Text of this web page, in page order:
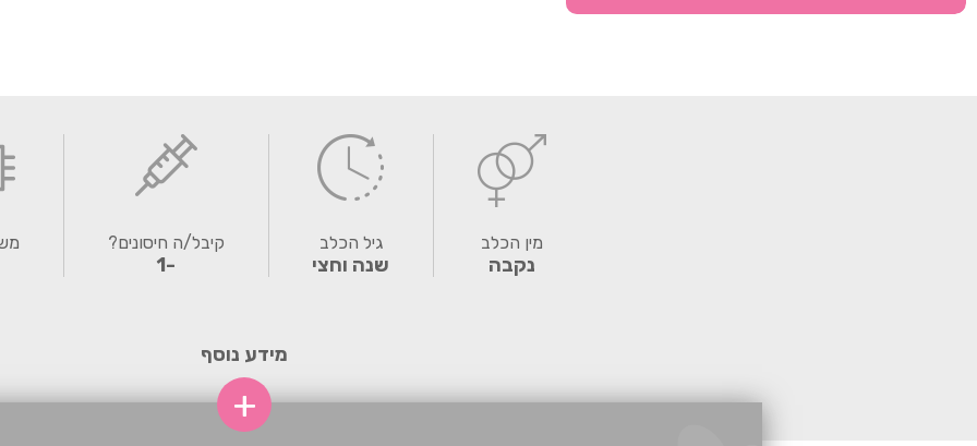
מין הכלב
נקבה
גיל הכלב
שנה וחצי
קיבל/ה חיסונים?
-1
מידע נוסף
+